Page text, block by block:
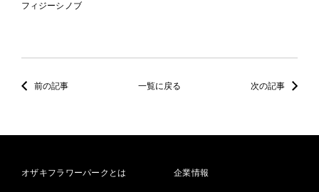
フィジーシノブ
前の記事 一覧に戻る 次の記事
オザキフラワーパークとは 企業情報